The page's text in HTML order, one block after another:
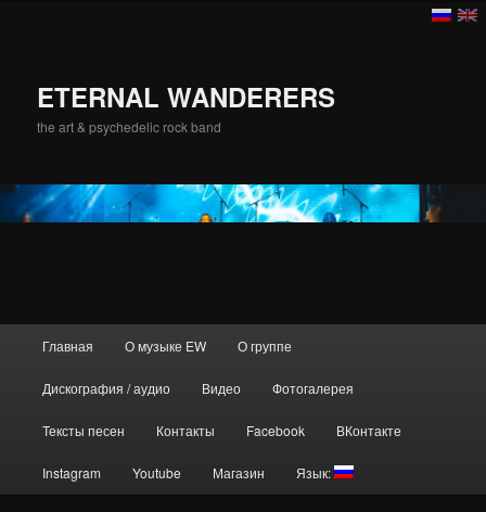
ETERNAL WANDERERS
the art & psychedelic rock band
Перейти к основному содержимому
Главная О музыке EW О группе
Дискография / аудио Видео Фотогалерея
Тексты песен Контакты Facebook ВКонтакте
Instagram Youtube Магазин Язык: